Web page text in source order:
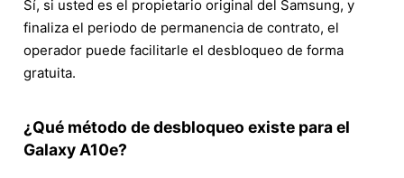
Sí, si usted es el propietario original del Samsung, y
finaliza el periodo de permanencia de contrato, el
operador puede facilitarle el desbloqueo de forma
gratuita.
¿Qué método de desbloqueo existe para el
Galaxy A10e?